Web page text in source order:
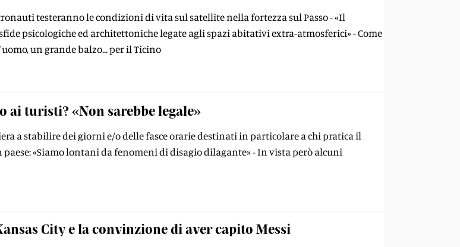
testeranno le condizioni di vita sul satellite nella fortezza sul Passo - «Il
psicologiche ed architettoniche legate agli spazi abitativi extra-atmosferici» - Come
un grande balzo... per il Ticino
ai turisti? «Non sarebbe legale»
a stabilire dei giorni e/o delle fasce orarie destinati in particolare a chi pratica il
«Siamo lontani da fenomeni di disagio dilagante» - In vista però alcuni
City e la convinzione di aver capito Messi